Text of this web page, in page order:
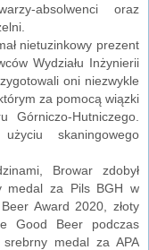
absolwenci oraz
nietuzinkowy prezent
Wydziału Inżynierii
oni niezwykle
za pomocą wiązki
Górniczo-Hutniczego.
skaningowego
Browar zdobył
medal za Pils BGH w
Award 2020, złoty
Good Beer podczas
srebrny medal za APA